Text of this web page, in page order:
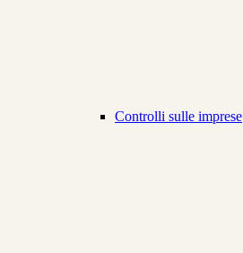
Controlli sulle imprese